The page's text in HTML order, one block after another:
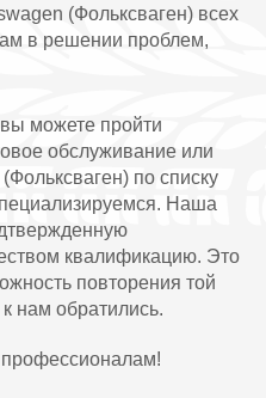
(Фольксваген) всех
в решении проблем,
можете пройти
обслуживание или
по списку
Наша
квалификацию. Это
повторения той
нам обратились.